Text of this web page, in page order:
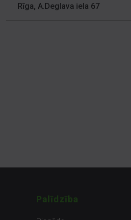
Rīga, A.Deglava iela 67
Palīdzība